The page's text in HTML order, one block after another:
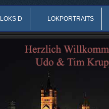
LOKS D LOKPORTRAITS